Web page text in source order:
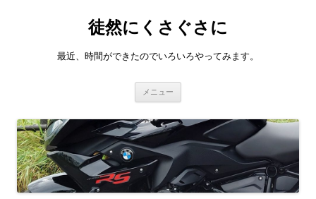
徒然にくさぐさに
最近、時間ができたのでいろいろやってみます。
メニュー
ツ
ス
キ
ッ
プ